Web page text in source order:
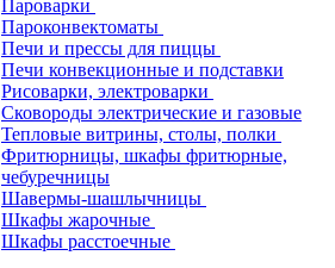
Пароварки
Пароконвектоматы
Печи и прессы для пиццы
Печи конвекционные и подставки
Рисоварки, электроварки
Сковороды электрические и газовые
Тепловые витрины, столы, полки
Фритюрницы, шкафы фритюрные,
чебуречницы
Шавермы-шашлычницы
Шкафы жарочные
Шкафы расстоечные